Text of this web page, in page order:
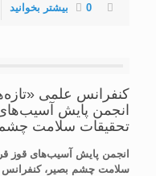
0 بیشتر بخوانید
کنفرانس علمی
انجمن پایش
تحقیقات سلامت
انجمن پایش آسیب‌های قوز
سلامت چشم بصیر، کنفرانس